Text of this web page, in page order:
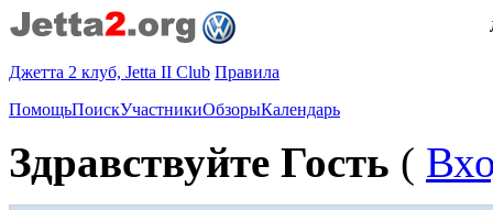
Джетта 2 клуб, Jetta II Club Правила
ПомощьПоискУчастникиОбзорыКалендарь
Здравствуйте Гость (